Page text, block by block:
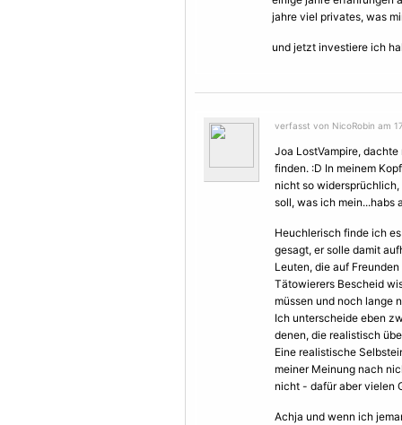
jahre viel privates, was
und jetzt investiere ich
verfasst von NicoRobin am
Joa LostVampire, dachte
finden. :D In meinem
nicht so
soll, was ich mein...habs
Heuchlerisch finde ich
gesagt, er solle damit
Leuten, die auf
Tätowierers Bescheid
müssen und noch lange
Ich unterscheide eben
denen, die realistisch
Eine realistische
meiner Meinung nach
nicht - dafür aber vielen
Achja und wenn ich